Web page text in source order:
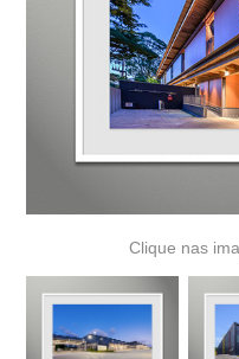
Clique nas